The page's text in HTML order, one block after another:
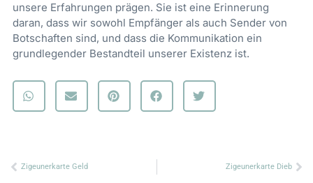
unsere Erfahrungen prägen. Sie ist eine Erinnerung
daran, dass wir sowohl Empfänger als auch Sender von
Botschaften sind, und dass die Kommunikation ein
grundlegender Bestandteil unserer Existenz ist.
Zurück
Zigeunerkarte Geld Zigeunerkarte Dieb